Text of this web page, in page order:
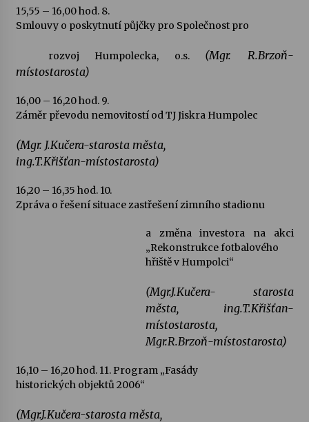
15,55 – 16,00 hod. 8.
Smlouvy o poskytnutí půjčky pro Společnost pro
rozvoj Humpolecka, o.s. (Mgr. R.Brzoň-
místostarosta)
16,00 – 16,20 hod. 9.
Záměr převodu nemovitostí od TJ Jiskra Humpolec
(Mgr. J.Kučera-starosta města,
ing.T.Křišťan-místostarosta)
16,20 – 16,35 hod. 10.
Zpráva o řešení situace zastřešení zimního stadionu
a změna investora na akci
„Rekonstrukce fotbalového
hřiště v Humpolci“
(Mgr.J.Kučera- starosta
města, ing.T.Křišťan-
místostarosta,
Mgr.R.Brzoň-místostarosta)
16,10 – 16,20 hod. 11. Program „Fasády
historických objektů 2006“
(Mgr.J.Kučera-starosta města,